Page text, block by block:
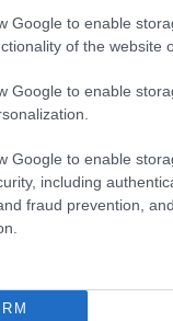
Google to enable
of the website
Google to enable
Google to enable
including
fraud prevention,
3 4 5